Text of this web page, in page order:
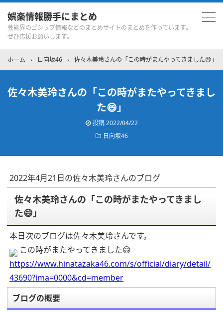
娯楽情報勝手にまとめ
芸能界のゴシップ情報などのまとめサイトのまとめを作っています。
ぜひ応援お願いします。
ホーム › 日向坂46 › 佐々木美玲さんの「この時がまたやってきました😄」
佐々木美玲さんの「この時がまたやってきまし
た😄」
投稿2022/04/22
日向坂46
2022年4月21日の佐々木美玲さんのブログ
佐々木美玲さんの「この時がまたやってきまし
た😄」
本日次のブログは佐々木美玲さんです。
この時がまたやってきました😄
https://www.hinatazaka46.com/s/official/diary/detail/
43690?ima=0000&cd=member
ブログの概要